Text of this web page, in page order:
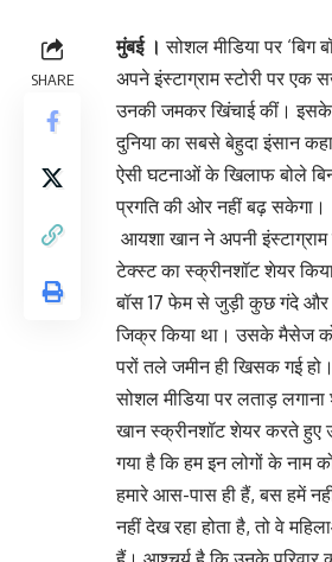
SHARE
मुंबई ।सोशल मीडिया पर
अपने इंस्टाग्राम स्टोरी पर एक
उनकी जमकर खिंचाई कीं। इसके
दुनिया का सबसे बेहुदा इंसान
ऐसी घटनाओं के खिलाफ बोले
प्रगति की ओर नहीं बढ़ सकेगा।
आयशा खान ने अपनी
टेक्स्ट का स्क्रीनशॉट शेयर
बॉस 17 फेम से जुड़ी कुछ गंदे और
जिक्र किया था। उसके मैसेज
परों तले जमीन ही खिसक गई
सोशल मीडिया पर लताड़
खान स्क्रीनशॉट शेयर करते हुए
गया है कि हम इन लोगों के नाम
हमारे आस-पास ही हैं, बस हमें
नहीं देख रहा होता है, तो वे